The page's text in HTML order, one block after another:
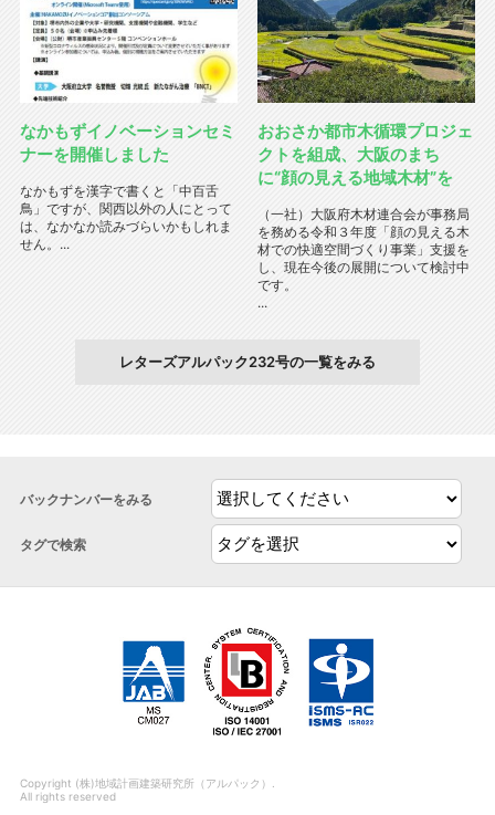
なかもずイノベーションセミ
ナーを開催しました
なかもずを漢字で書くと「中百舌
鳥」ですが、関西以外の人にとって
は、なかなか読みづらいかもしれま
せん。...
おおさか都市木循環プロジェ
クトを組成、大阪のまち
に“顔の見える地域木材”を
（一社）大阪府木材連合会が事務局
を務める令和３年度「顔の見える木
材での快適空間づくり事業」支援を
し、現在今後の展開について検討中
です。
...
レターズアルパック232号の一覧をみる
バックナンバーをみる
タグで検索
Copyright (株)地域計画建築研究所（アルパック）.
All rights reserved